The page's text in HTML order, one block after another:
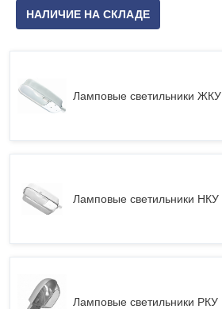
НАЛИЧИЕ НА СКЛАДЕ
Ламповые светильники ЖКУ
Ламповые светильники НКУ
Ламповые светильники РКУ